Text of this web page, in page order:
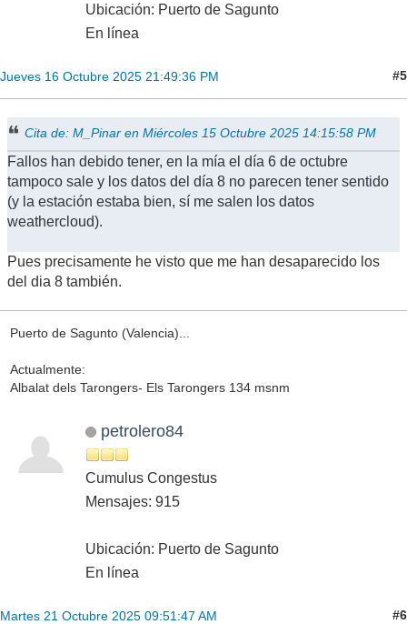
Ubicación: Puerto de Sagunto
En línea
Jueves 16 Octubre 2025 21:49:36 PM #5
Cita de: M_Pinar en Miércoles 15 Octubre 2025 14:15:58 PM
Fallos han debido tener, en la mía el día 6 de octubre
tampoco sale y los datos del día 8 no parecen tener sentido
(y la estación estaba bien, sí me salen los datos
weathercloud).
Pues precisamente he visto que me han desaparecido los
del dia 8 también.
Puerto de Sagunto (Valencia)...
Actualmente:
Albalat dels Tarongers- Els Tarongers 134 msnm
petrolero84
Cumulus Congestus
Mensajes: 915
Ubicación: Puerto de Sagunto
En línea
Martes 21 Octubre 2025 09:51:47 AM #6